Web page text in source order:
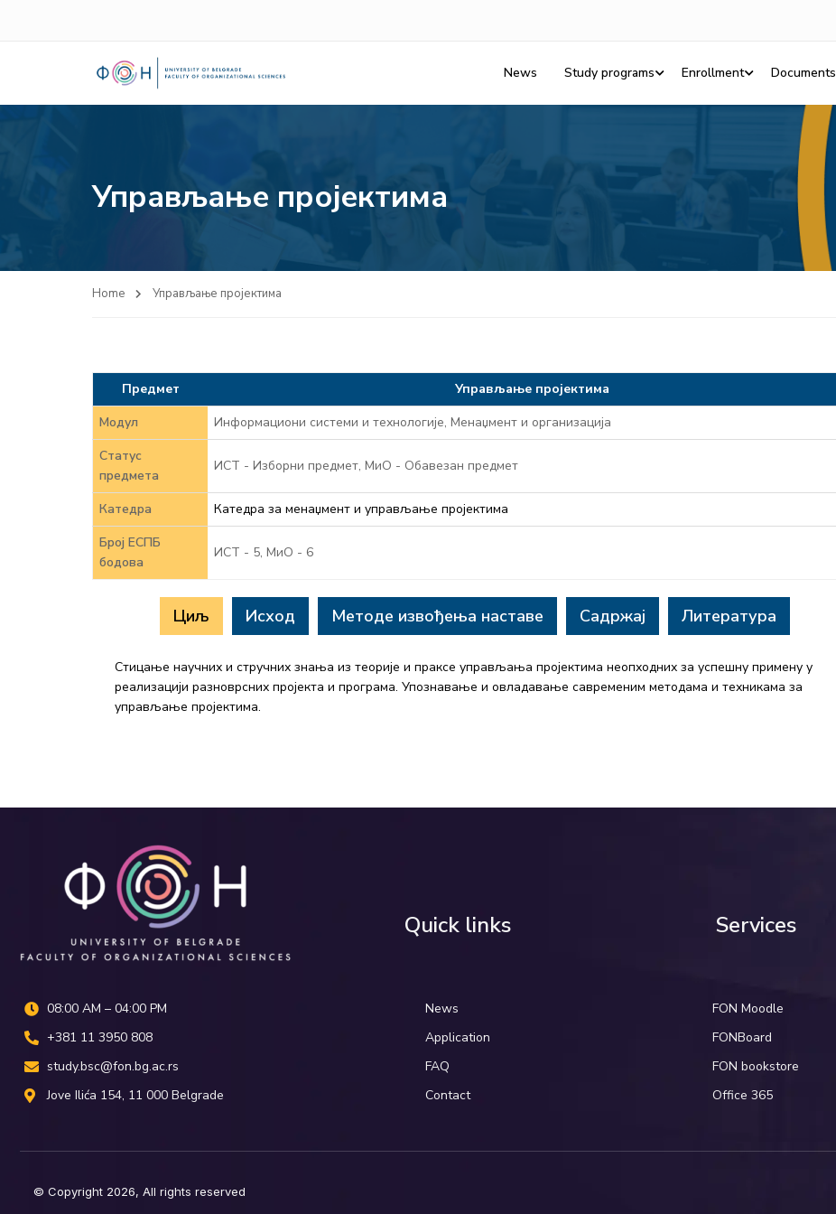
News Study programs Enrollment Documents
Управљање пројектима
Home Управљање пројектима
Предмет
Управљање пројектима
Модул
Информациони системи и технологије, Менаџмент и организација
Статус
предмета
ИСТ - Изборни предмет, МиО - Обавезан предмет
Катедра
Катедра за менаџмент и управљање пројектима
Број ЕСПБ
бодова
ИСТ - 5, MиО - 6
Циљ Исход Методе извођења наставе Садржај Литература
Стицање научних и стручних знања из теорије и праксе управљања пројектима неопходних за успешну примену у
реализацији разноврсних пројекта и програма. Упознавање и овладавање савременим методама и техникама за
управљање пројектима.
08:00 AM – 04:00 PM
+381 11 3950 808
study.bsc@fon.bg.ac.rs
Јove Ilića 154, 11 000 Belgrade
Quick links
News
Application
FAQ
Contact
Services
FON Moodle
FONBoard
FON bookstore
Office 365
© Copyright 2026, All rights reserved